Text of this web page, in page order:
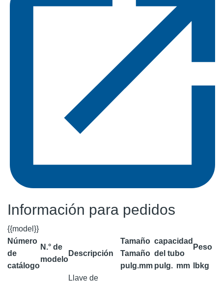
Información para pedidos
{{model}}
Número
de
catálogo
N.° de
modelo
Descripción
Tamaño
Tamaño
capacidad
del tubo
Peso
pulg.mm pulg. mm lb kg
Llave de